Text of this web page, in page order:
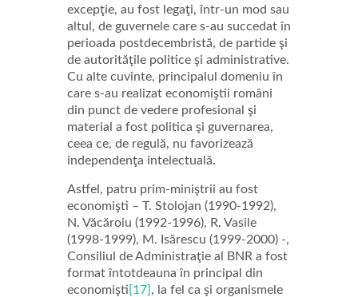
excepţie, au fost legaţi, într-un mod sau
altul, de guvernele care s-au succedat în
perioada postdecembristă, de partide şi
de autorităţile politice şi administrative.
Cu alte cuvinte, principalul domeniu în
care s-au realizat economiştii români
din punct de vedere profesional şi
material a fost politica şi guvernarea,
ceea ce, de regulă, nu favorizează
independenţa intelectuală.
Astfel, patru prim-miniştrii au fost
economişti – T. Stolojan (1990-1992),
N. Văcăroiu (1992-1996), R. Vasile
(1998-1999), M. Isărescu (1999-2000) -,
Consiliul de Administraţie al BNR a fost
format întotdeauna în principal din
economişti [17] , la fel ca şi organismele